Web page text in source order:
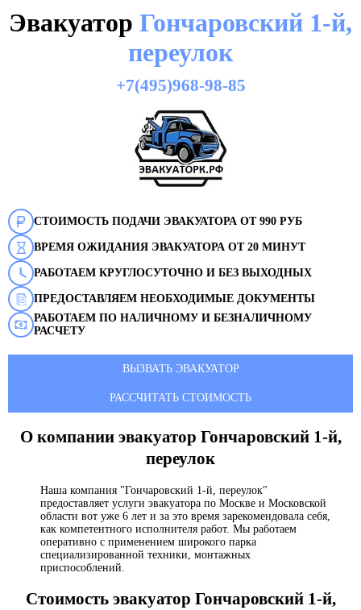
Эвакуатор Гончаровский 1-й,
переулок
+7(495)968-98-85
СТОИМОСТЬ ПОДАЧИ ЭВАКУАТОРА ОТ 990 РУБ
ВРЕМЯ ОЖИДАНИЯ ЭВАКУАТОРА ОТ 20 МИНУТ
РАБОТАЕМ КРУГЛОСУТОЧНО И БЕЗ ВЫХОДНЫХ
ПРЕДОСТАВЛЯЕМ НЕОБХОДИМЫЕ ДОКУМЕНТЫ
РАБОТАЕМ ПО НАЛИЧНОМУ И БЕЗНАЛИЧНОМУ
РАСЧЕТУ
ВЫЗВАТЬ ЭВАКУАТОР
РАССЧИТАТЬ СТОИМОСТЬ
О компании эвакуатор Гончаровский 1-й,
переулок
Наша компания "Гончаровский 1-й, переулок"
предоставляет услуги эвакуатора по Москве и Московской
области вот уже 6 лет и за это время зарекомендовала себя,
как компетентного исполнителя работ. Мы работаем
оперативно с применением широкого парка
специализированной техники, монтажных
приспособлений.
Стоимость эвакуатор Гончаровский 1-й,